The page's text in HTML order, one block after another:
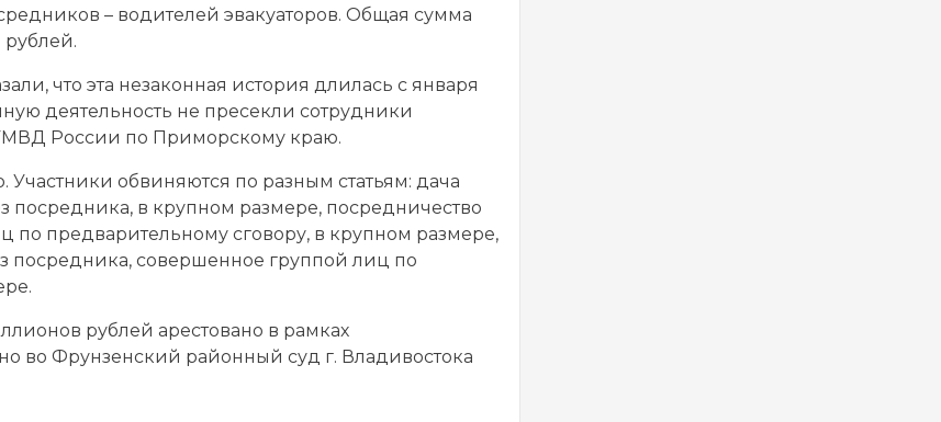
– водителей эвакуаторов. Общая сумма
что эта незаконная история длилась с января
деятельность не пресекли сотрудники
России по Приморскому краю.
обвиняются по разным статьям: дача
посредника, в крупном размере, посредничество
по предварительному сговору, в крупном размере,
посредника, совершенное группой лиц по
рублей арестовано в рамках
во Фрунзенский районный суд г. Владивостока